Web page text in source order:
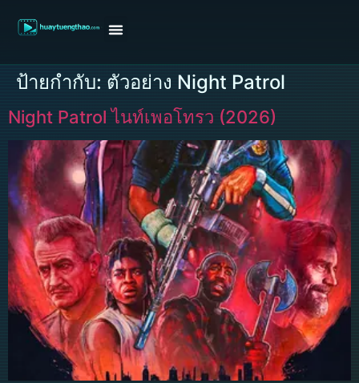
ป้ายกำกับ: ตัวอย่าง Night Patrol
Night Patrol ไนท์เพอโทรว (2026)